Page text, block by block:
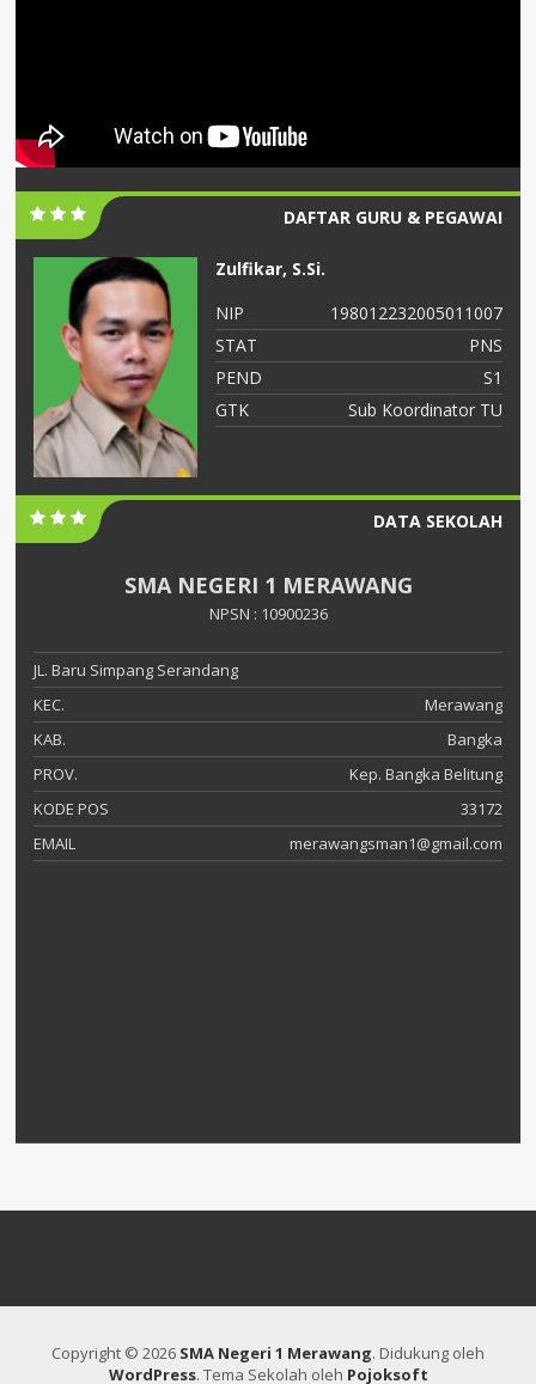
DAFTAR GURU & PEGAWAI
Zulfikar, S.Si.
NIP
198012232005011007
STAT
PNS
PEND
S1
GTK
Sub Koordinator TU
DATA SEKOLAH
SMA NEGERI 1 MERAWANG
NPSN : 10900236
JL. Baru Simpang Serandang
KEC.
Merawang
KAB.
Bangka
PROV.
Kep. Bangka Belitung
KODE POS
33172
EMAIL
merawangsman1@gmail.com
Copyright © 2026 SMA Negeri 1 Merawang. Didukung oleh
WordPress. Tema Sekolah oleh Pojoksoft